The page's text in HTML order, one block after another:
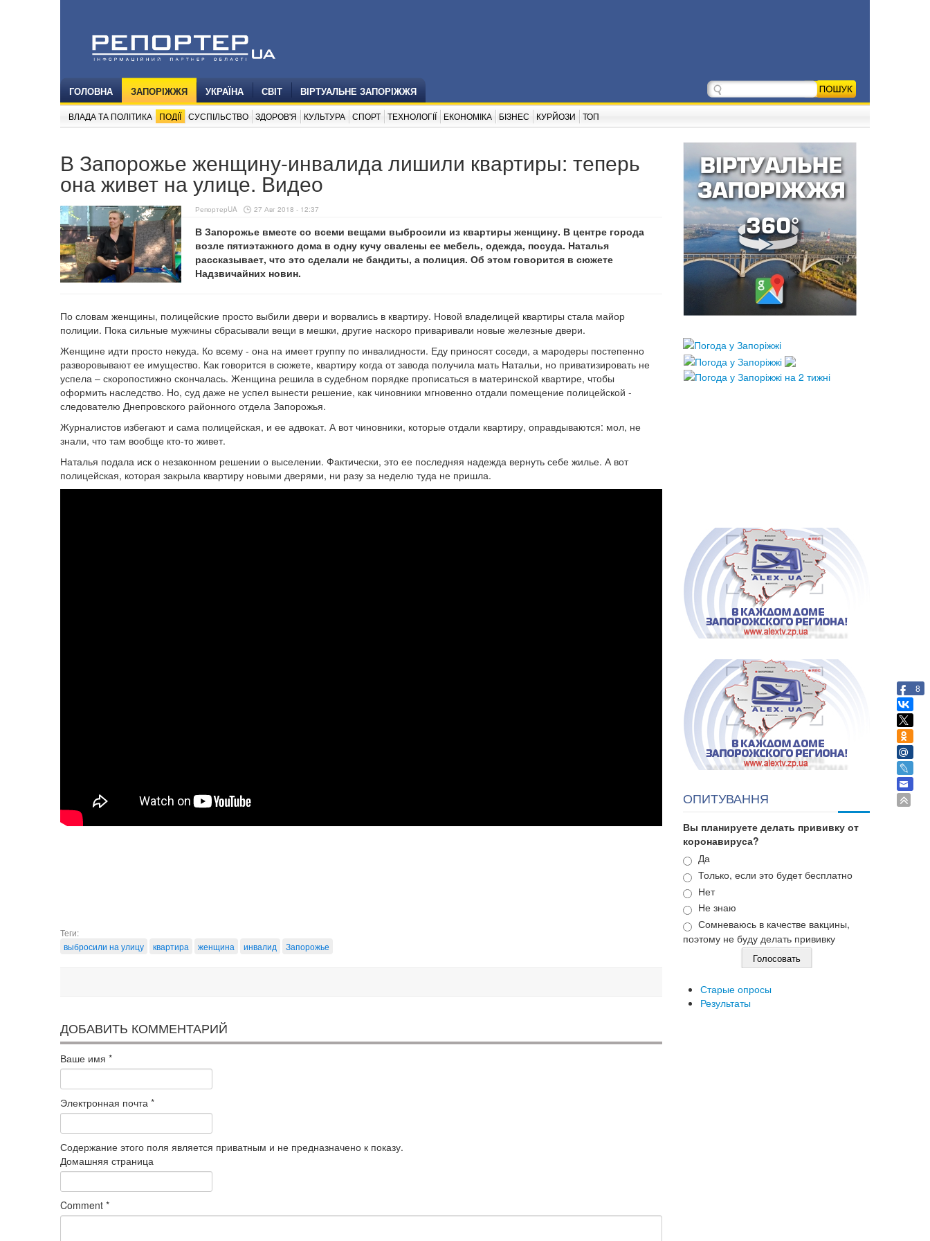
ГОЛОВНА ЗАПОРІЖЖЯ УКРАЇНА СВІТ ВІРТУАЛЬНЕ ЗАПОРІЖЖЯ
ВЛАДА ТА ПОЛІТИКА ПОДІЇ СУСПІЛЬСТВО ЗДОРОВ'Я КУЛЬТУРА СПОРТ ТЕХНОЛОГІЇ ЕКОНОМІКА БІЗНЕС КУРЙОЗИ ТОП
В Запорожье женщину-инвалида лишили квартиры: теперь
она живет на улице. Видео
РепортерUA 27 Авг 2018 - 12:37
В Запорожье вместе со всеми вещами выбросили из квартиры женщину. В центре города
возле пятиэтажного дома в одну кучу свалены ее мебель, одежда, посуда. Наталья
рассказывает, что это сделали не бандиты, а полиция. Об этом говорится в сюжете
Надзвичайних новин.
По словам женщины, полицейские просто выбили двери и ворвались в квартиру. Новой владелицей квартиры стала майор
полиции. Пока сильные мужчины сбрасывали вещи в мешки, другие наскоро приваривали новые железные двери.
Женщине идти просто некуда. Ко всему - она ​​на имеет группу по инвалидности. Еду приносят соседи, а мародеры постепенно
разворовывают ее имущество. Как говорится в сюжете, квартиру когда от завода получила мать Натальи, но приватизировать не
успела – скоропостижно скончалась. Женщина решила в судебном порядке прописаться в материнской квартире, чтобы
оформить наследство. Но, суд даже не успел вынести решение, как чиновники мгновенно отдали помещение полицейской -
следователю Днепровского районного отдела Запорожья.
Журналистов избегают и сама полицейская, и ее адвокат. А вот чиновники, которые отдали квартиру, оправдываются: мол, не
знали, что там вообще кто-то живет.
Наталья подала иск о незаконном решении о выселении. Фактически, это ее последняя надежда вернуть себе жилье. А вот
полицейская, которая закрыла квартиру новыми дверями, ни разу за неделю туда не пришла.
Теги:
выбросили на улицу
квартира женщина инвалид Запорожье
ДОБАВИТЬ КОММЕНТАРИЙ
Ваше имя *
Электронная почта *
Содержание этого поля является приватным и не предназначено к показу.
Домашняя страница
Comment *
ОПИТУВАННЯ
Вы планируете делать прививку от
коронавируса?
Варианты
Да
Только, если это будет бесплатно
Нет
Не знаю
Сомневаюсь в качестве вакцины,
поэтому не буду делать прививку
Старые опросы
Результаты
8